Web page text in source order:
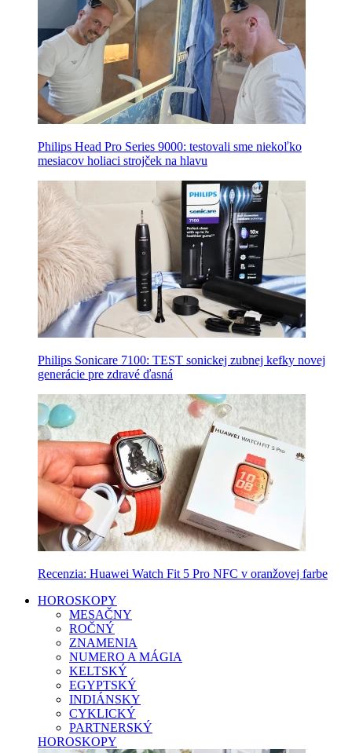
Philips Head Pro Series 9000: testovali sme niekoľko
mesiacov holiaci strojček na hlavu
Philips Sonicare 7100: TEST sonickej zubnej kefky novej
generácie pre zdravé ďasná
Recenzia: Huawei Watch Fit 5 Pro NFC v oranžovej farbe
HOROSKOPY
MESAČNY
ROČNÝ
ZNAMENIA
NUMERO A MÁGIA
KELTSKÝ
EGYPTSKÝ
INDIÁNSKY
CYKLICKÝ
PARTNERSKÝ
HOROSKOPY